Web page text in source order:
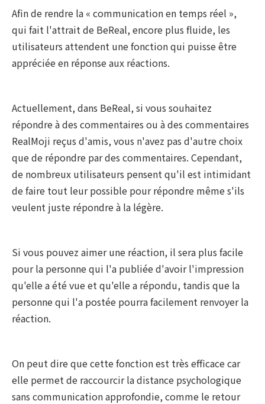
Afin de rendre la « communication en temps réel »,
qui fait l'attrait de BeReal, encore plus fluide, les
utilisateurs attendent une fonction qui puisse être
appréciée en réponse aux réactions.
Actuellement, dans BeReal, si vous souhaitez
répondre à des commentaires ou à des commentaires
RealMoji reçus d'amis, vous n'avez pas d'autre choix
que de répondre par des commentaires. Cependant,
de nombreux utilisateurs pensent qu'il est intimidant
de faire tout leur possible pour répondre même s'ils
veulent juste répondre à la légère.
Si vous pouvez aimer une réaction, il sera plus facile
pour la personne qui l'a publiée d'avoir l'impression
qu'elle a été vue et qu'elle a répondu, tandis que la
personne qui l'a postée pourra facilement renvoyer la
réaction.
On peut dire que cette fonction est très efficace car
elle permet de raccourcir la distance psychologique
sans communication approfondie, comme le retour